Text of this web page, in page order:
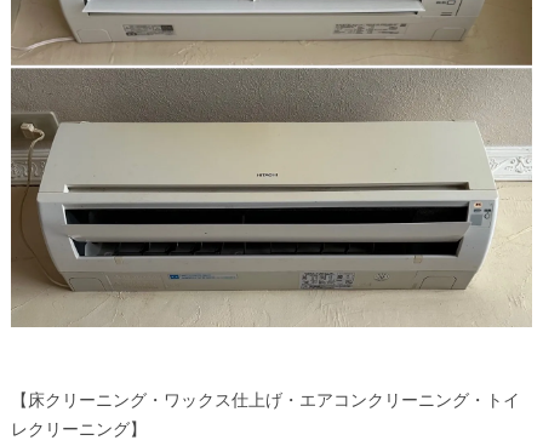
【床クリーニング・ワックス仕上げ・エアコンクリーニング・トイ
レクリーニング】